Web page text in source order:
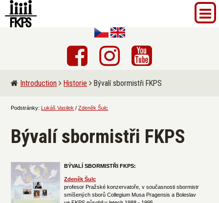
Introduction Historie Bývalí sbormistři FKPS
Podstránky: Lukáš Vasilek /Zdeněk Šulc
Bývalí sbormistři FKPS
BÝVALÍ SBORMISTŘI FKPS:
Zdeněk Šulc
profesor Pražské konzervatoře, v současnosti sbormistr
smíšených sborů Collegium Musa Pragensis a Boleslav